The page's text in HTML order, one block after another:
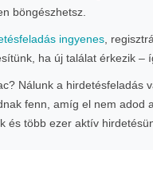
böngészhetsz.
ingyenes ,
ha új találat érkezik
Nálunk a hirdetésfeladás
fenn, amíg el nem adod
és több ezer aktív